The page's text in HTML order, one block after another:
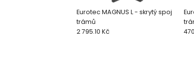
Eurotec MAGNUS L - skrytý spoj
trámů
2 795.10 Kč